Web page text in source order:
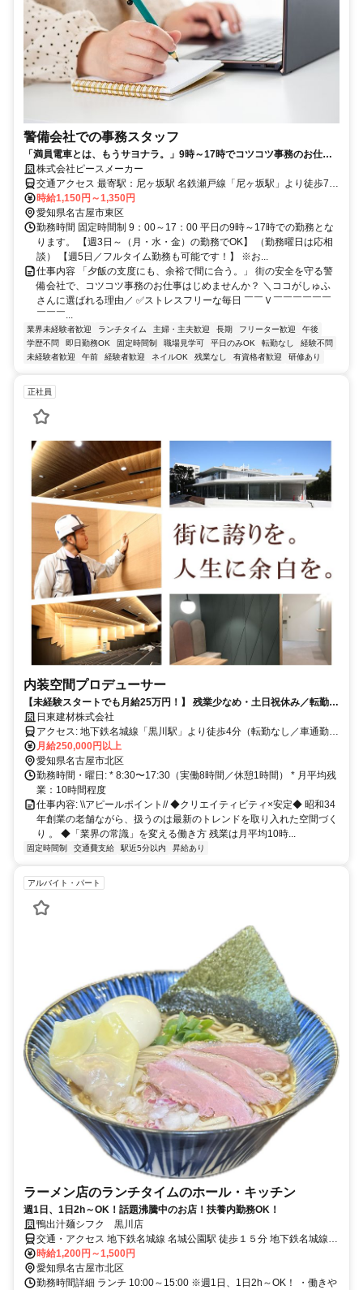
警備会社での事務スタッフ
「満員電車とは、もうサヨナラ。」9時～17時でコツコツ事務のお仕事
はじめませんか？
株式会社ピースメーカー
交通アクセス 最寄駅：尼ヶ坂駅 名鉄瀬戸線「尼ヶ坂駅」より徒歩7分
■電車・バス・自転車通勤OK
時給1,150円～1,350円
愛知県名古屋市東区
勤務時間 固定時間制 9：00～17：00 平日の9時～17時での勤務とな
ります。 【週3日～（月・水・金）の勤務でOK】 （勤務曜日は応相
談） 【週5日／フルタイム勤務も可能です！】 ※お...
仕事内容 「夕飯の支度にも、余裕で間に合う。」 街の安全を守る警
備会社で、コツコツ事務のお仕事はじめませんか？ ＼ココがしゅふ
さんに選ばれる理由／ ✅ストレスフリーな毎日 ￣￣Ｖ￣￣￣￣￣￣
￣￣￣...
業界未経験者歓迎 ランチタイム 主婦・主夫歓迎 長期 フリーター歓迎
午後
学歴不問
即日勤務OK 固定時間制 職場見学可 平日のみOK 転勤なし
経験不問
未経験者歓迎
午前 経験者歓迎 ネイルOK 残業なし 有資格者歓迎 研修あり
正社員
内装空間プロデューサー
【未経験スタートでも月給25万円！】 残業少なめ・土日祝休み／転勤な
し／面接1回／20代～50代活躍中！
日東建材株式会社
アクセス: 地下鉄名城線「黒川駅」より徒歩4分（転勤なし／車通勤
OK）
月給250,000円以上
愛知県名古屋市北区
勤務時間・曜日: * 8:30〜17:30（実働8時間／休憩1時間） * 月平均残
業：10時間程度
仕事内容: \\アピールポイント// ◆クリエイティビティ×安定◆ 昭和34
年創業の老舗ながら、扱うのは最新のトレンドを取り入れた空間づく
り 。 ◆「業界の常識」を変える働き方 残業は月平均10時...
固定時間制 交通費支給 駅近5分以内 昇給あり
アルバイト・パート
ラーメン店のランチタイムのホール・キッチン
週1日、1日2h～OK！話題沸騰中のお店！扶養内勤務OK！
鴨出汁麺シフク 黒川店
交通・アクセス 地下鉄名城線 名城公園駅 徒歩１５分 地下鉄名城線
黒川駅 徒歩１５分
時給1,200円～1,500円
愛知県名古屋市北区
勤務時間詳細 ランチ 10:00～15:00 ※週1日、1日2h～OK！ ・働きや